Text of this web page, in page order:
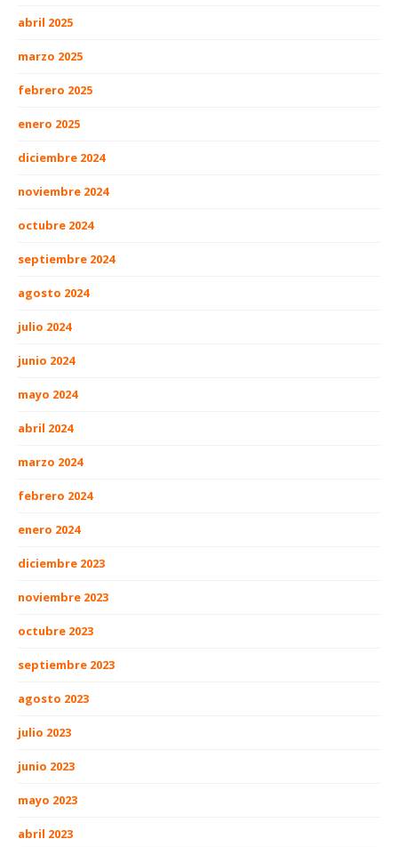
abril 2025
marzo 2025
febrero 2025
enero 2025
diciembre 2024
noviembre 2024
octubre 2024
septiembre 2024
agosto 2024
julio 2024
junio 2024
mayo 2024
abril 2024
marzo 2024
febrero 2024
enero 2024
diciembre 2023
noviembre 2023
octubre 2023
septiembre 2023
agosto 2023
julio 2023
junio 2023
mayo 2023
abril 2023